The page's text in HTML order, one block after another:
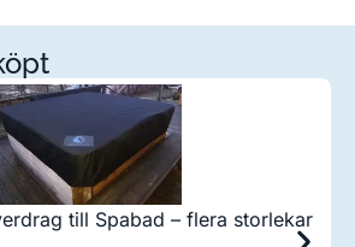
till Spabad – flera storlekar